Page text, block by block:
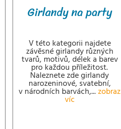
Girlandy na party
V této kategorii najdete
závěsné girlandy různých
tvarů, motivů, délek a barev
pro každou příležitost.
Naleznete zde girlandy
narozeninové, svatební,
v národních barvách,... zobraz
víc